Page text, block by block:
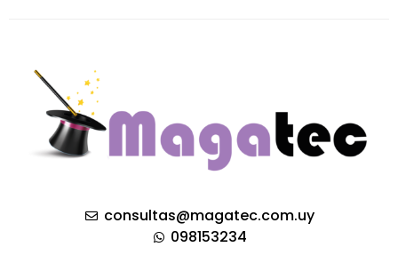
consultas@magatec.com.uy
098153234